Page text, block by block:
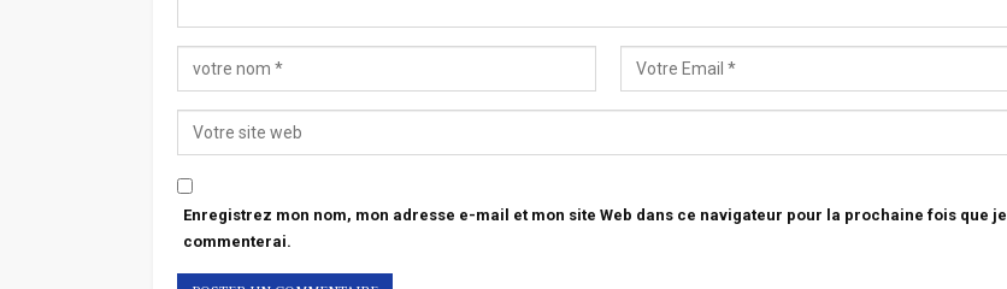
Enregistrez mon nom, mon adresse e-mail et mon site Web dans ce navigateur pour la prochaine fois que je
commenterai.